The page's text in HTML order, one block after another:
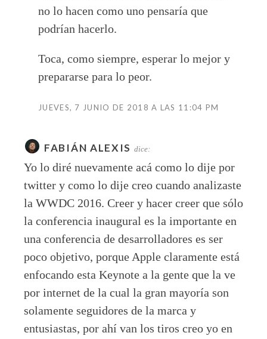
no lo hacen como uno pensaría que
podrían hacerlo.
Toca, como siempre, esperar lo mejor y
prepararse para lo peor.
JUEVES, 7 JUNIO DE 2018 A LAS 11:04 PM
FABIÁN ALEXIS dice:
Yo lo diré nuevamente acá como lo dije por
twitter y como lo dije creo cuando analizaste
la WWDC 2016. Creer y hacer creer que sólo
la conferencia inaugural es la importante en
una conferencia de desarrolladores es ser
poco objetivo, porque Apple claramente está
enfocando esta Keynote a la gente que la ve
por internet de la cual la gran mayoría son
solamente seguidores de la marca y
entusiastas, por ahí van los tiros creo yo en